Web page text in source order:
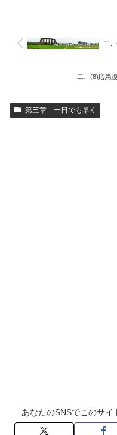
二
二、(8)応急
第三章 一日でも早く
あなたのSNSでこのサ